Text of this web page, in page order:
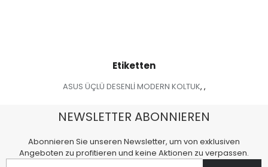
Etiketten
ASUS ÜÇLÜ DESENLİ MODERN KOLTUK, ,
NEWSLETTER ABONNIEREN
Abonnieren Sie unseren Newsletter, um von exklusiven
Angeboten zu profitieren und keine Aktionen zu verpassen.